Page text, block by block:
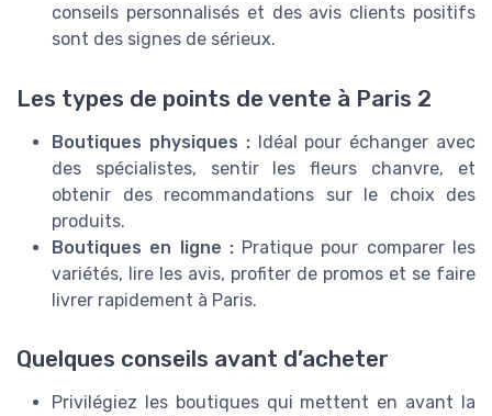
conseils personnalisés et des avis clients positifs
sont des signes de sérieux.
Les types de points de vente à Paris 2
Boutiques physiques :Idéal pour échanger avec
des spécialistes, sentir les fleurs chanvre, et
obtenir des recommandations sur le choix des
produits.
Boutiques en ligne :Pratique pour comparer les
variétés, lire les avis, profiter de promos et se faire
livrer rapidement à Paris.
Quelques conseils avant d’acheter
Privilégiez les boutiques qui mettent en avant la